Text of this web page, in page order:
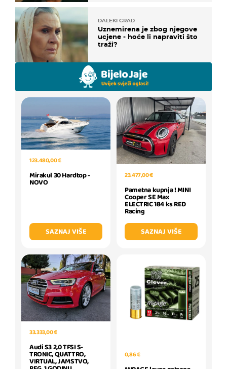
DALEKI GRAD
Uznemirena je zbog njegove
ucjene - hoće li napraviti što
traži?
123.480,00 €
Mirakul 30 Hardtop -
NOVO
SAZNAJ VIŠE
23.477,00 €
Pametna kupnja ! MINI
Cooper SE Max
ELECTRIC 184 ks RED
Racing
SAZNAJ VIŠE
33.333,00 €
Audi S3 2,0 TFSI S-
TRONIC, QUATTRO,
VIRTUAL, JAMSTVO,
0,86 €